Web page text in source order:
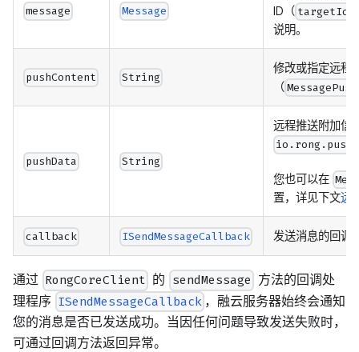
message Message
ID（ targetId
说明。
pushContent String
修改或指定远程
（
pushData String
远程推送附加信
您也可以在
置，详见下文远
callback ISendMessageCallback 发送消息的回调
通过 RongCoreClient 的 sendMessage 方法的回调处
理程序 ISendMessageCallback ，融云服务器始终会通知
您的消息是否已发送成功。当因任何问题导致发送失败时，
可通过回调方法返回异常。